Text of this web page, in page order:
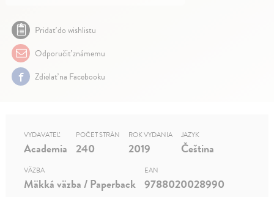
Pridať do wishlistu
Odporučiť známemu
Zdielať na Facebooku
VYDAVATEĽ
Academia
POČET STRÁN
240
ROK VYDANIA
2019
JAZYK
Čeština
VÄZBA
Mäkká väzba / Paperback
EAN
9788020028990